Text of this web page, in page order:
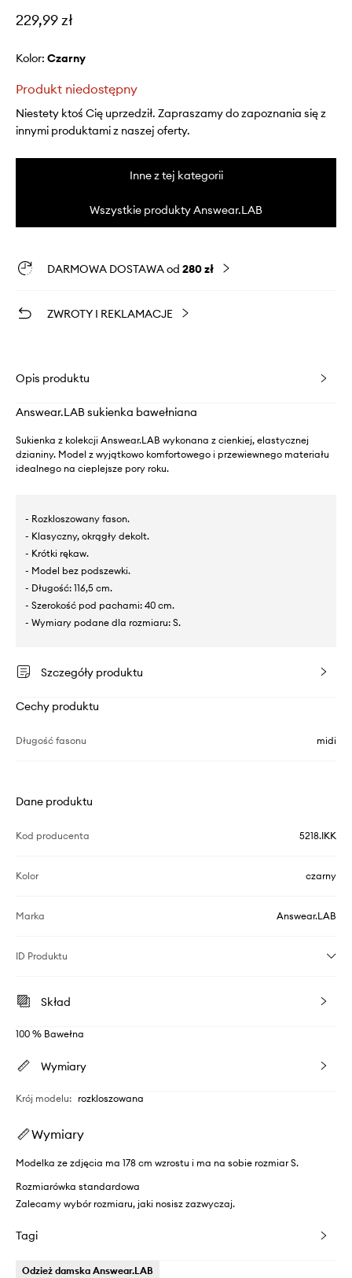
229,99 zł
Kolor: czarny
Produkt niedostępny
Niestety ktoś Cię uprzedził. Zapraszamy do zapoznania się z
innymi produktami z naszej oferty.
Inne z tej kategorii
Wszystkie produkty Answear.LAB
DARMOWA DOSTAWA od 280 zł
ZWROTY I REKLAMACJE
Opis produktu
Answear.LAB sukienka bawełniana
Sukienka z kolekcji Answear.LAB wykonana z cienkiej, elastycznej
dzianiny. Model z wyjątkowo komfortowego i przewiewnego materiału
idealnego na cieplejsze pory roku.
- Rozkloszowany fason.
- Klasyczny, okrągły dekolt.
- Krótki rękaw.
- Model bez podszewki.
- Długość: 116,5 cm.
- Szerokość pod pachami: 40 cm.
- Wymiary podane dla rozmiaru: S.
Szczegóły produktu
Cechy produktu
Długość fasonu midi
Dane produktu
Kod producenta 5218.IKK
Kolor czarny
Marka Answear.LAB
ID Produktu
Skład
100 % Bawełna
Wymiary
Krój modelu: rozkloszowana
Wymiary
Modelka ze zdjęcia ma 178 cm wzrostu i ma na sobie rozmiar S.
Rozmiarówka standardowa
Zalecamy wybór rozmiaru, jaki nosisz zazwyczaj.
Tagi
Odzież damska Answear.LAB